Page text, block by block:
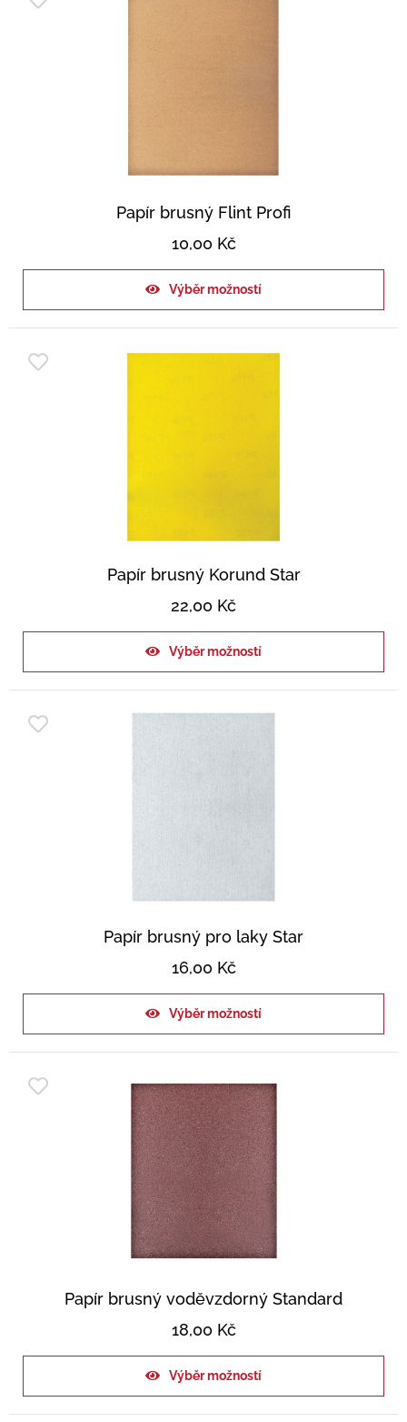
Papír brusný Flint Profi
10,00 Kč
Výběr možností
Papír brusný Korund Star
22,00 Kč
Výběr možností
Papír brusný pro laky Star
16,00 Kč
Výběr možností
Papír brusný voděvzdorný Standard
18,00 Kč
Výběr možností